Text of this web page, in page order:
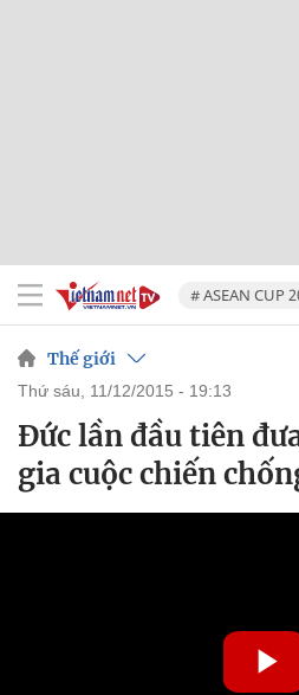
# ASEAN CUP
Thế giới
thứ sáu, 11/12/2015 - 19:13
Đức lần đầu tiên
gia cuộc chiến